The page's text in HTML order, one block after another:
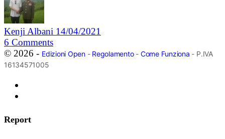
Kenji Albani 14/04/2021
6 Comments
© 2026 - Edizioni Open- Regolamento- Come Funziona - P.IVA
16134571005
Report